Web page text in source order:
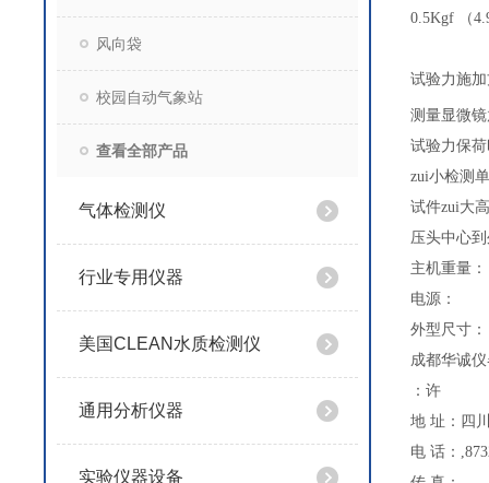
风向袋
校园自动气象站
查看全部产品
气体检测仪
行业专用仪器
美国CLEAN水质检测仪
通用分析仪器
实验仪器设备
0.5Kgf （
试验力
测量显
试验力
zui小检
试件
压头中
主机
电源
外型尺寸
成都华诚
：许
地 址：四
电 话：